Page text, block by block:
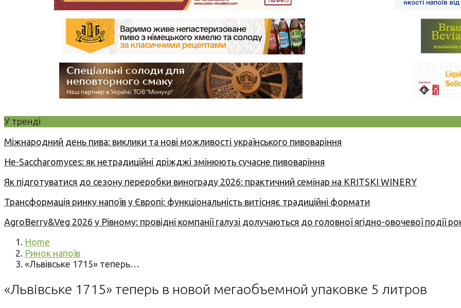
У тренді
Міжнародний день пива: виклики та нові можливості українського пивоваріння
Не-Saccharomyces: як нетрадиційні дріжджі змінюють сучасне пивоваріння
Як підготуватися до сезону переробки винограду 2026: практичний семінар на KRITSKI WINERY
Трансформація ринку напоїв у Європі: функціональність витісняє традиційні формати
AgroBerry&Veg 2026 у Рівному: провідні компанії галузі долучаються до головної ягідно-овочевої події
Home
Ринок напоїв
«Львівське 1715» теперь…
«Львівське 1715» теперь в новой мегаобъемной упаковке 5 литров